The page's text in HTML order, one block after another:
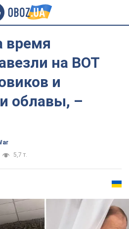
время
на ВОТ
и
облавы, –
5,7 т.